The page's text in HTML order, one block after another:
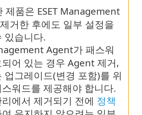
제품은 ESET Management
거한 후에도 일부 설정을
있습니다.
Agent가 패스워
되어 있는 경우 Agent 제거,
업그레이드(변경 포함)를 위
워드를 제공해야 합니다.
에서 제거되기 전에 정책